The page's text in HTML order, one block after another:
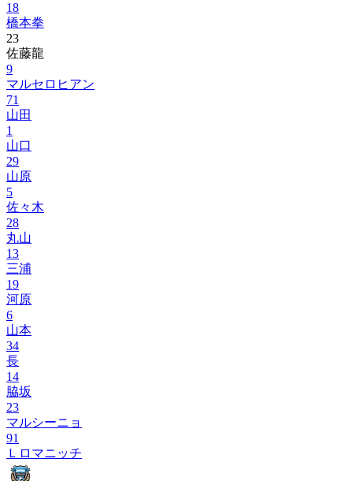
18
橋本拳
23
佐藤龍
9
マルセロヒアン
71
山田
1
山口
29
山原
5
佐々木
28
丸山
13
三浦
19
河原
6
山本
34
長
14
脇坂
23
マルシーニョ
91
Ｌロマニッチ